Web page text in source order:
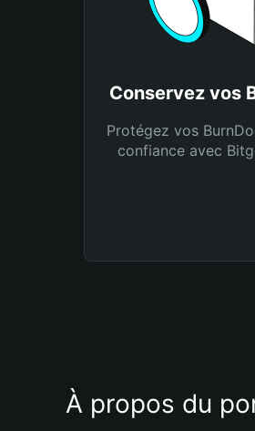
Conservez vos
Protégez vos
confiance avec
À propos du